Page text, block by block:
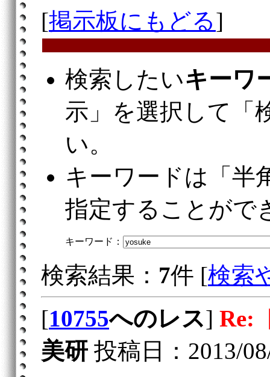
[掲示板にもどる]
検索したいキーワ
示」を選択して「
い。
キーワードは「半
指定することがで
キーワード：
検索結果： 7件 [検索
[10755へのレス] Re:
美研 投稿日：2013/